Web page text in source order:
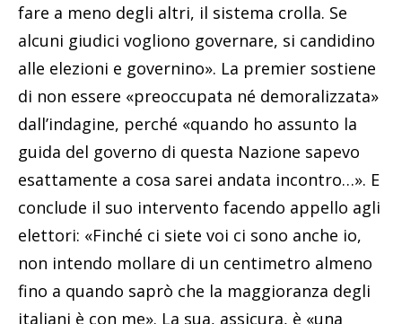
fare a meno degli altri, il sistema crolla. Se
alcuni giudici vogliono governare, si candidino
alle elezioni e governino». La premier sostiene
di non essere «preoccupata né demoralizzata»
dall’indagine, perché «quando ho assunto la
guida del governo di questa Nazione sapevo
esattamente a cosa sarei andata incontro…». E
conclude il suo intervento facendo appello agli
elettori: «Finché ci siete voi ci sono anche io,
non intendo mollare di un centimetro almeno
fino a quando saprò che la maggioranza degli
italiani è con me». La sua, assicura, è «una